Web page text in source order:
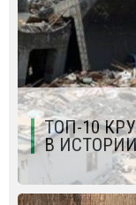
ТОП-10
В